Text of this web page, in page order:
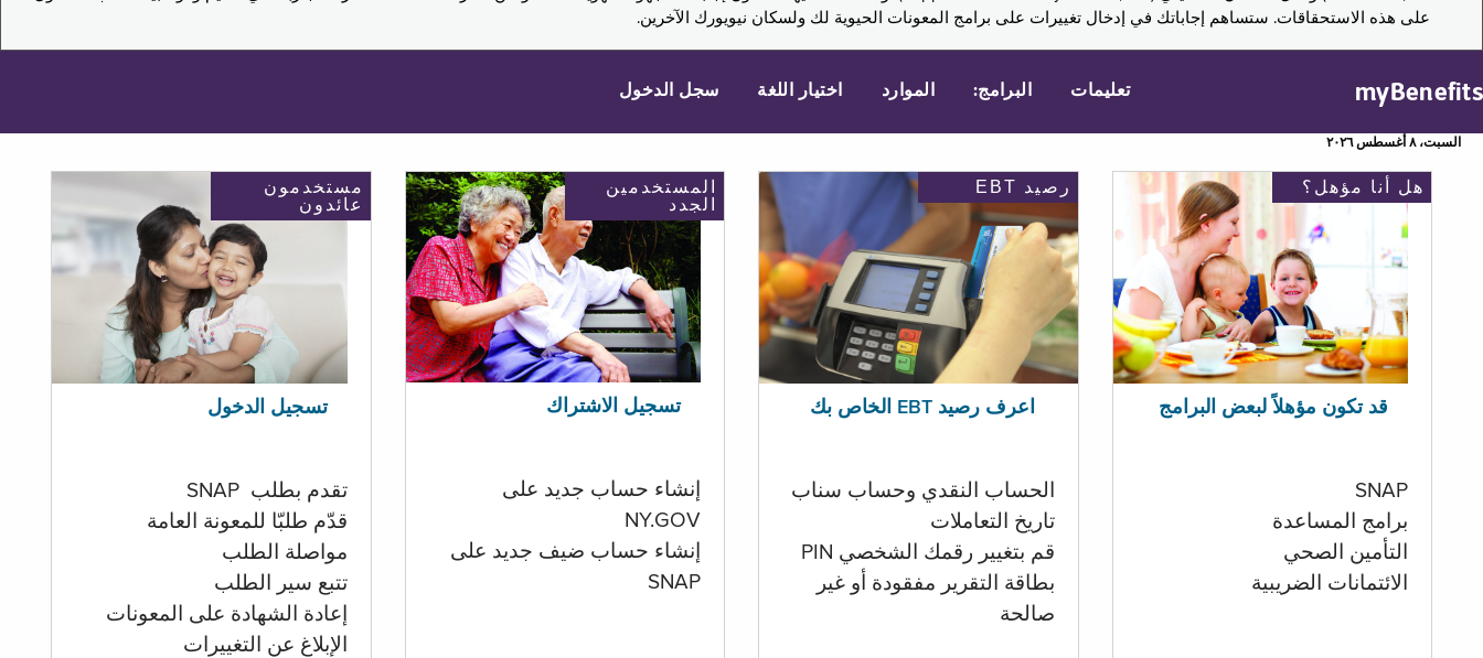
على هذه الاستحقاقات. ستساهم إجاباتك في إدخال تغييرات على برامج المعونات الحيوية لك ولسكان نيويورك الآخرين.
myBenefits تعليمات البرامج: الموارد اختيار اللغة سجل الدخول
السبت، ٨ أغسطس ٢٠٢٦
مستخدمون
عائدون
تسجيل الدخول
تقدم بطلب SNAP
قدّم طلبّا للمعونة العامة
مواصلة الطلب
تتبع سير الطلب
إعادة الشهادة على المعونات
الإبلاغ عن التغييرات
المستخدمين
الجدد
تسجيل الاشتراك
إنشاء حساب جديد على
NY.GOV
إنشاء حساب ضيف جديد على
SNAP
رصيد EBT
اعرف رصيد EBT الخاص بك
الحساب النقدي وحساب سناب
تاريخ التعاملات
قم بتغيير رقمك الشخصي PIN
بطاقة التقرير مفقودة أو غير
صالحة
هل أنا مؤهل؟
قد تكون مؤهلاً لبعض البرامج
SNAP
برامج المساعدة
التأمين الصحي
الائتمانات الضريبية